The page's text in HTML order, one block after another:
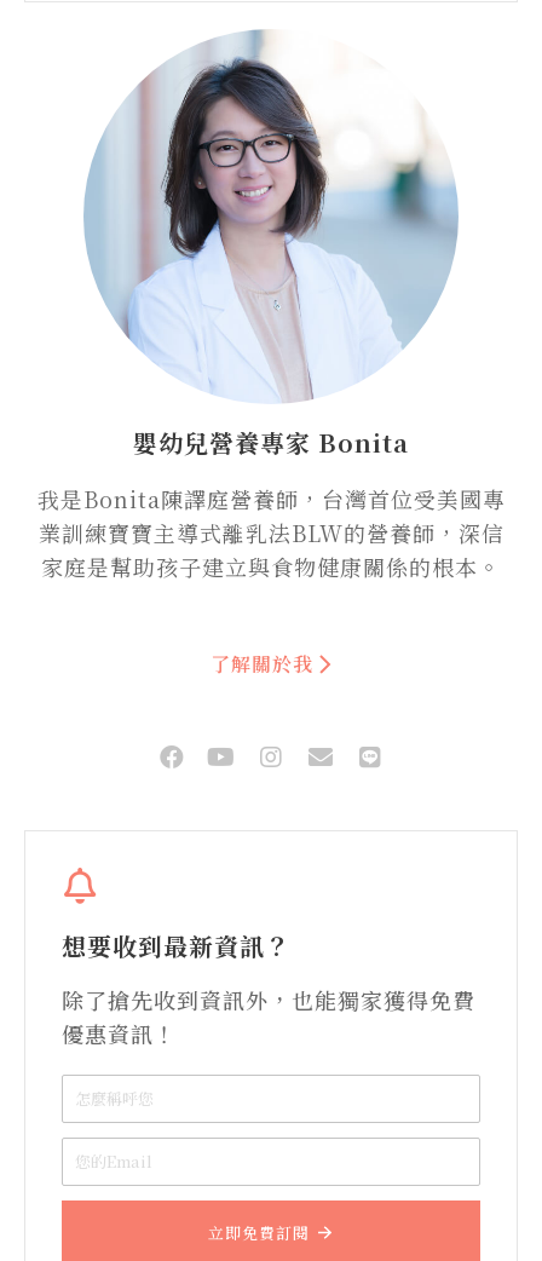
嬰幼兒營養專家 Bonita
我是Bonita陳譯庭營養師，台灣首位受美國專
業訓練寶寶主導式離乳法BLW的營養師，深信
家庭是幫助孩子建立與食物健康關係的根本。
了解關於我
想要收到最新資訊？
除了搶先收到資訊外，也能獨家獲得免費
優惠資訊！
立即免費訂閱